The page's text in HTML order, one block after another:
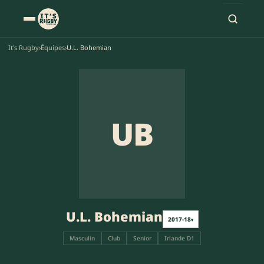
It's Rugby›Équipes›U.L. Bohemian
UB
U.L. Bohemian 2017-18▾
Masculin Club Senior Irlande D1